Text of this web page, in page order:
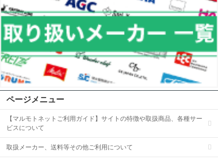
ページメニュー
【マルモトネットご利用ガイド】サイトの特徴や取扱商品、各種サー
ビスについて
取扱メーカー、送料等その他ご利用について